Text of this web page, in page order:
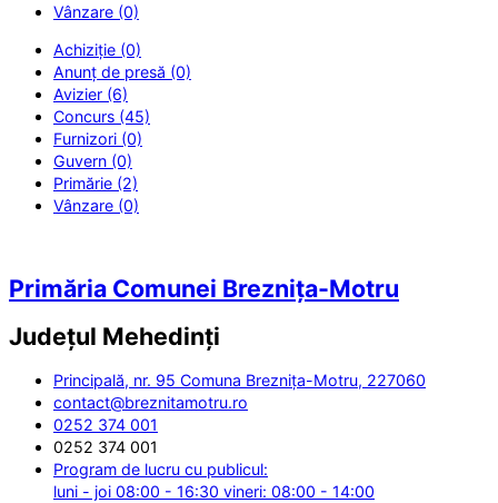
Vânzare (0)
Achiziție (0)
Anunț de presă (0)
Avizier (6)
Concurs (45)
Furnizori (0)
Guvern (0)
Primărie (2)
Vânzare (0)
Primăria Comunei Breznița-Motru
Județul Mehedinți
Principală, nr. 95 Comuna Breznița-Motru, 227060
contact@breznitamotru.ro
0252 374 001
0252 374 001
Program de lucru cu publicul:
luni - joi 08:00 - 16:30 vineri: 08:00 - 14:00